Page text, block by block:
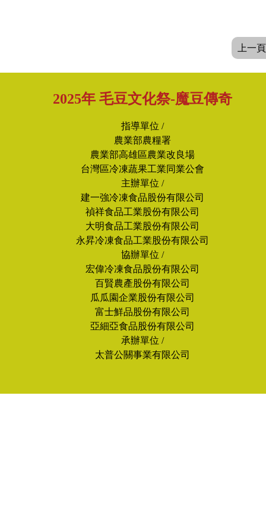
上一頁
2025年 毛豆文化祭-魔豆傳奇
指導單位 /
農業部農糧署
農業部高雄區農業改良場
台灣區冷凍蔬果工業同業公會
主辦單位 /
建一強冷凍食品股份有限公司
禎祥食品工業股份有限公司
大明食品工業股份有限公司
永昇冷凍食品工業股份有限公司
協辦單位 /
宏偉冷凍食品股份有限公司
百賢農產股份有限公司
瓜瓜園企業股份有限公司
富士鮮品股份有限公司
亞細亞食品股份有限公司
承辦單位 /
太普公關事業有限公司